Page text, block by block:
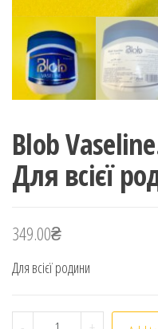
Blob
Для всієї
349.00₴
Для всієї родини
Blob Vaseline.